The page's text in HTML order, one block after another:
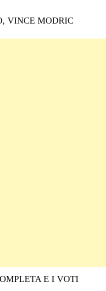
VINCE MODRIC
E I VOTI